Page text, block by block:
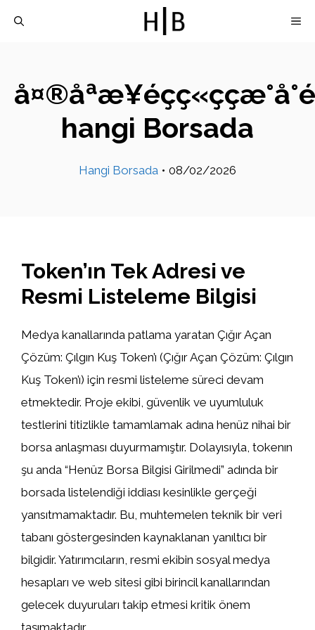
hangi Borsada
Hangi Borsada • 08/02/2026
Token’ın Tek Adresi ve
Resmi Listeleme Bilgisi
Medya kanallarında patlama yaratan Çığır Açan
Çözüm: Çılgın Kuş Token’ı (Çığır Açan Çözüm: Çılgın
Kuş Token’ı) için resmi listeleme süreci devam
etmektedir. Proje ekibi, güvenlik ve uyumluluk
testlerini titizlikle tamamlamak adına henüz nihai bir
borsa anlaşması duyurmamıştır. Dolayısıyla, tokenın
şu anda “Henüz Borsa Bilgisi Girilmedi” adında bir
borsada listelendiği iddiası kesinlikle gerçeği
yansıtmamaktadır. Bu, muhtemelen teknik bir veri
tabanı göstergesinden kaynaklanan yanıltıcı bir
bilgidir. Yatırımcıların, resmi ekibin sosyal medya
hesapları ve web sitesi gibi birincil kanallarından
gelecek duyuruları takip etmesi kritik önem
taşımaktadır.